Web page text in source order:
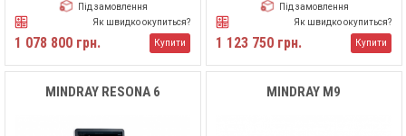
Під замовлення
Як швидко окупиться?
1 078 800 грн. Купити
Під замовлення
Як швидко окупиться?
1 123 750 грн. Купити
MINDRAY RESONA 6 MINDRAY M9